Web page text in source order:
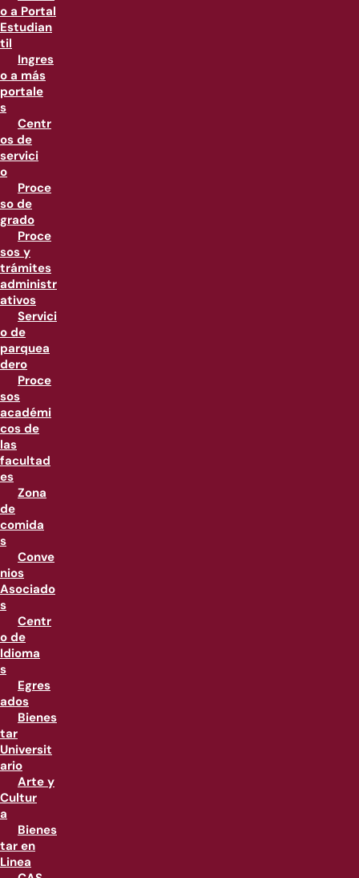
o a Portal
Estudian
til
Ingres
o a más
portale
s
Centr
os de
servici
o
Proce
so de
grado
Proce
sos y
trámites
administr
ativos
Servici
o de
parquea
dero
Proce
sos
académi
cos de
las
facultad
es
Zona
de
comida
s
Conve
nios
Asociado
s
Centr
o de
Idioma
s
Egres
ados
Bienes
tar
Universit
ario
Arte y
Cultur
a
Bienes
tar en
Linea